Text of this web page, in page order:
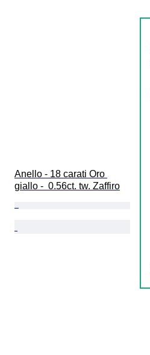
Anello - 18 carati Oro
giallo -  0.56ct. tw. Zaffiro